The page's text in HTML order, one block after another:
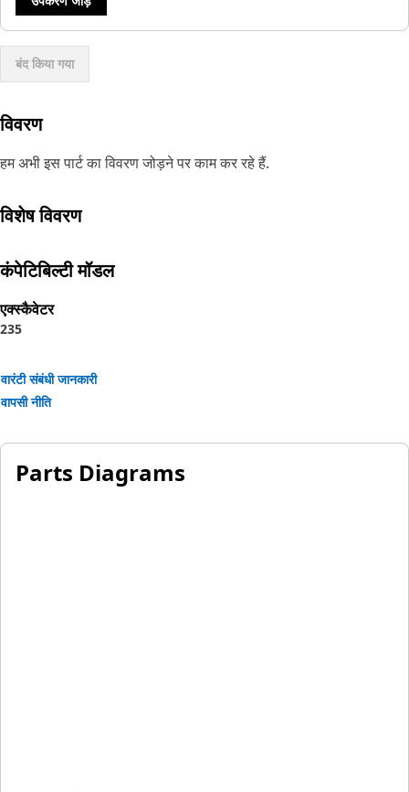
बंद किया गया
विवरण
हम अभी इस पार्ट का विवरण जोड़ने पर काम कर रहे हैं.
विशेष विवरण
कंपेटिबिल्टी मॉडल
एक्स्कैवेटर
235
वारंटी संबंधी जानकारी
वापसी नीति
Parts Diagrams